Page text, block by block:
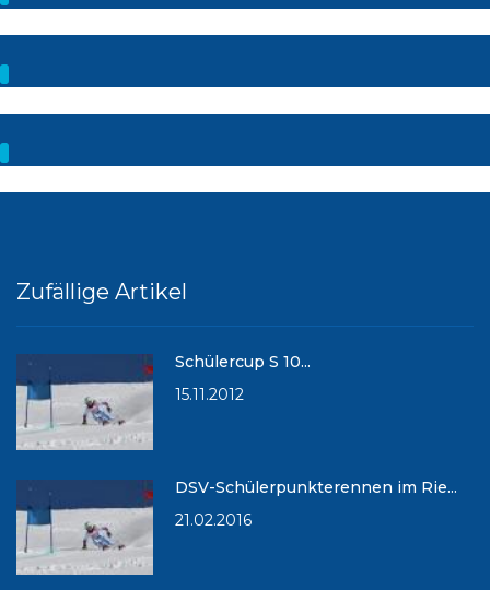
Zufällige Artikel
Schülercup S 10...
15.11.2012
DSV-Schülerpunkterennen im Rie...
21.02.2016